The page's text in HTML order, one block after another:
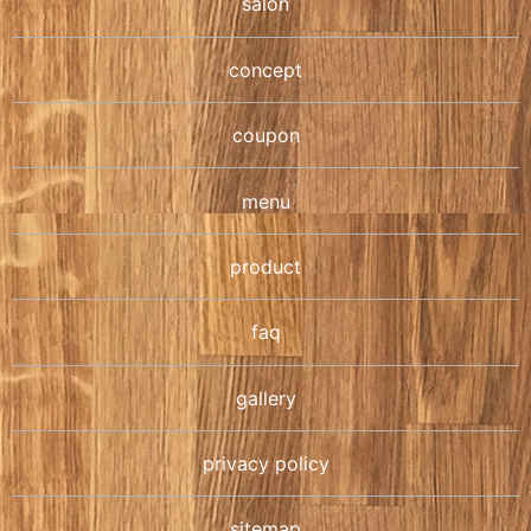
concept
coupon
menu
product
faq
gallery
privacy policy